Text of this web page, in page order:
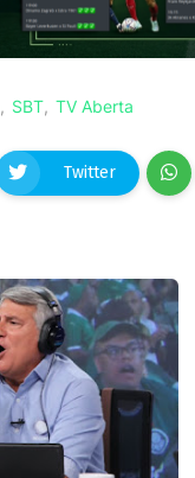
SBT TV Aberta
Twitter